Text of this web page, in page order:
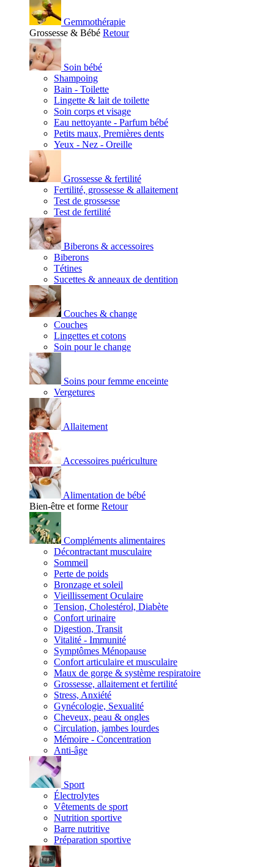
Gemmothérapie
Grossesse & Bébé Retour
Soin bébé
Shampoing
Bain - Toilette
Lingette & lait de toilette
Soin corps et visage
Eau nettoyante - Parfum bébé
Petits maux, Premières dents
Yeux - Nez - Oreille
Grossesse & fertilité
Fertilité, grossesse & allaitement
Test de grossesse
Test de fertilité
Biberons & accessoires
Biberons
Tétines
Sucettes & anneaux de dentition
Couches & change
Couches
Lingettes et cotons
Soin pour le change
Soins pour femme enceinte
Vergetures
Allaitement
Accessoires puériculture
Alimentation de bébé
Bien-être et forme Retour
Compléments alimentaires
Décontractant musculaire
Sommeil
Perte de poids
Bronzage et soleil
Vieillissement Oculaire
Tension, Cholestérol, Diabète
Confort urinaire
Digestion, Transit
Vitalité - Immunité
Symptômes Ménopause
Confort articulaire et musculaire
Maux de gorge & système respiratoire
Grossesse, allaitement et fertilité
Stress, Anxiété
Gynécologie, Sexualité
Cheveux, peau & ongles
Circulation, jambes lourdes
Mémoire - Concentration
Anti-âge
Sport
Électrolytes
Vêtements de sport
Nutrition sportive
Barre nutritive
Préparation sportive